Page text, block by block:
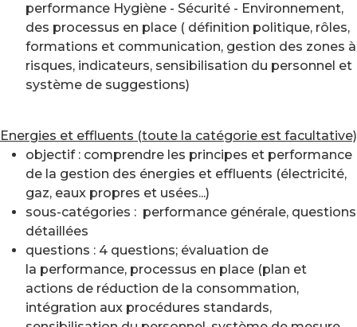
performance Hygiène - Sécurité - Environnement,
des processus en place ( définition politique, rôles,
formations et communication, gestion des zones à
risques, indicateurs, sensibilisation du personnel et
système de suggestions)
Energies et effluents (toute la catégorie est facultative)
objectif : comprendre les principes et performance
de la gestion des énergies et effluents (électricité,
gaz, eaux propres et usées...)
sous-catégories : performance générale, questions
détaillées
questions : 4 questions; évaluation de
la performance, processus en place (plan et
actions de réduction de la consommation,
intégration aux procédures standards,